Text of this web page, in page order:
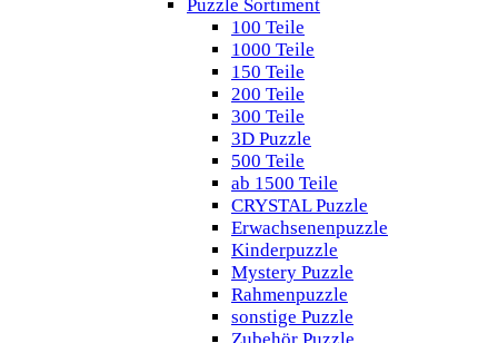
Puzzle Sortiment
100 Teile
1000 Teile
150 Teile
200 Teile
300 Teile
3D Puzzle
500 Teile
ab 1500 Teile
CRYSTAL Puzzle
Erwachsenenpuzzle
Kinderpuzzle
Mystery Puzzle
Rahmenpuzzle
sonstige Puzzle